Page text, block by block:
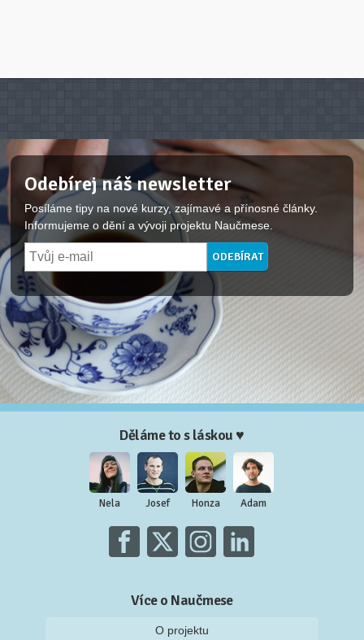
Odebírej náš newsletter
Posíláme tipy na nové kurzy, zajímavé a přínosné články.
Informujeme o dění a vývoji projektu Naučmese.
Děláme to s láskou ♥
Nela Josef Honza Adam
Více o Naučmese
O projektu